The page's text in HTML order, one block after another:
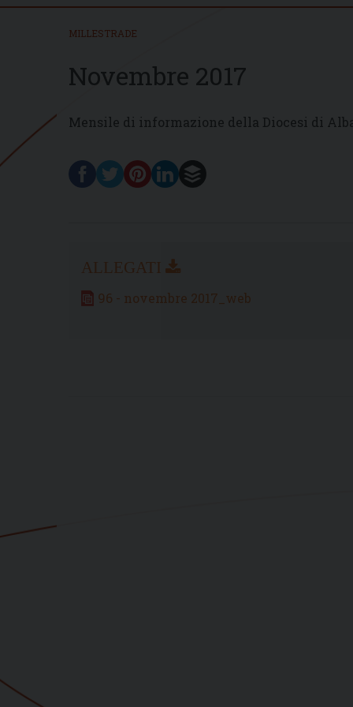
MILLESTRADE
Novembre 2017
Mensile di informazione della Diocesi di
96 - novembre 2017_web